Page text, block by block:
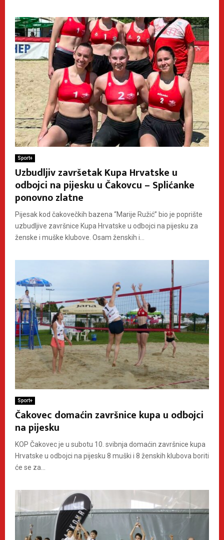
Sport+
Uzbudljiv završetak Kupa Hrvatske u
odbojci na pijesku u Čakovcu – Splićanke
ponovno zlatne
Pijesak kod čakovečkih bazena “Marije Ružić” bio je poprište
uzbudljive završnice Kupa Hrvatske u odbojci na pijesku za
ženske i muške klubove. Osam ženskih i...
Sport+
Čakovec domaćin završnice kupa u odbojci
na pijesku
KOP Čakovec je u subotu 10. svibnja domaćin završnice kupa
Hrvatske u odbojci na pijesku 8 muški i 8 ženskih klubova boriti
će se za...